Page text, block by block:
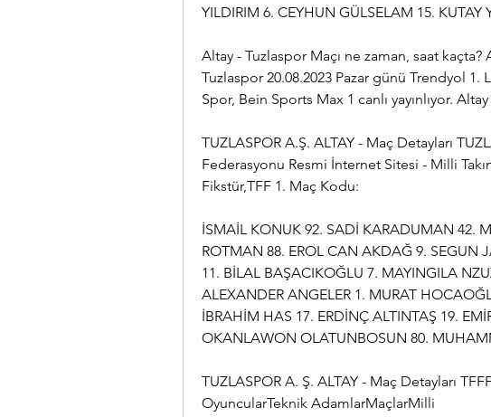
YILDIRIM 6. CEYHUN GÜLSELAM 15. KUTAY
Altay - Tuzlaspor Maçı ne zaman, saat
Tuzlaspor 20.08.2023 Pazar günü Trendyol 1.
Spor, Bein Sports Max 1 canlı yayınlıyor. Altay
TUZLASPOR A.Ş. ALTAY - Maç Detayları
Federasyonu Resmi İnternet Sitesi - Milli
Fikstür,TFF 1. Maç Kodu:
İSMAİL KONUK 92. SADİ KARADUMAN 42.
ROTMAN 88. EROL CAN AKDAĞ 9. SEGUN
11. BİLAL BAŞACIKOĞLU 7. MAYINGILA
ALEXANDER ANGELER 1. MURAT
İBRAHİM HAS 17. ERDİNÇ ALTINTAŞ 19.
OKANLAWON OLATUNBOSUN 80.
TUZLASPOR A. Ş. ALTAY - Maç Detayları
OyuncularTeknik AdamlarMaçlarMilli